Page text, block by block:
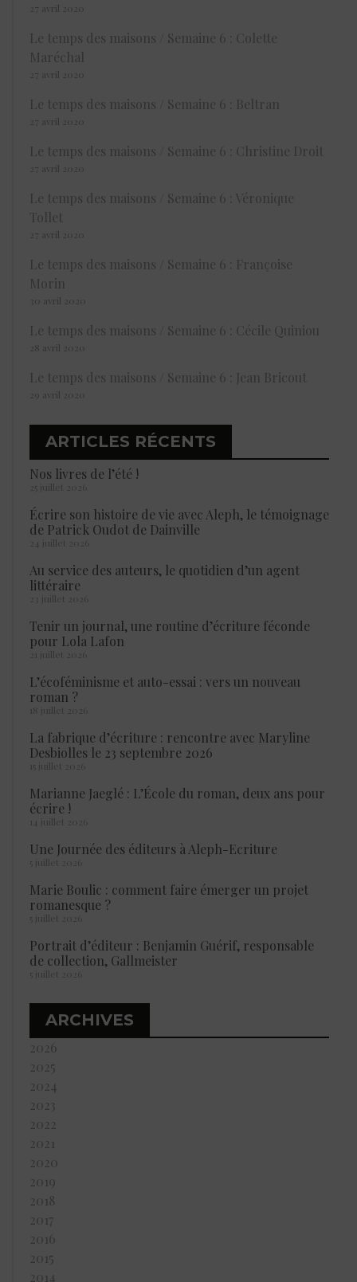
27 avril 2020
Le temps des maisons / Semaine 6 : Colette
Maréchal
27 avril 2020
Le temps des maisons / Semaine 6 : Beltran
27 avril 2020
Le temps des maisons / Semaine 6 : Christine Droit
27 avril 2020
Le temps des maisons / Semaine 6 : Véronique
Tollet
27 avril 2020
Le temps des maisons / Semaine 6 : Françoise
Morin
30 avril 2020
Le temps des maisons / Semaine 6 : Cécile Quiniou
28 avril 2020
Le temps des maisons / Semaine 6 : Jean Bricout
29 avril 2020
ARTICLES RÉCENTS
Nos livres de l’été !
25 juillet 2026
Écrire son histoire de vie avec Aleph, le témoignage
de Patrick Oudot de Dainville
24 juillet 2026
Au service des auteurs, le quotidien d’un agent
littéraire
23 juillet 2026
Tenir un journal, une routine d’écriture féconde
pour Lola Lafon
21 juillet 2026
L’écoféminisme et auto-essai : vers un nouveau
roman ?
18 juillet 2026
La fabrique d’écriture : rencontre avec Maryline
Desbiolles le 23 septembre 2026
15 juillet 2026
Marianne Jaeglé : L’École du roman, deux ans pour
écrire !
14 juillet 2026
Une Journée des éditeurs à Aleph-Ecriture
5 juillet 2026
Marie Boulic : comment faire émerger un projet
romanesque ?
5 juillet 2026
Portrait d’éditeur : Benjamin Guérif, responsable
de collection, Gallmeister
5 juillet 2026
ARCHIVES
2026
2025
2024
2023
2022
2021
2020
2019
2018
2017
2016
2015
2014